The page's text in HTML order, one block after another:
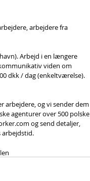
arbejdere fra
Arbejd i en længere
viden om
dkk / dag (enkeltværelse).
arbejdere, og vi sender dem
agenturer over 500 polske
og send detaljer,
arbejdstid.